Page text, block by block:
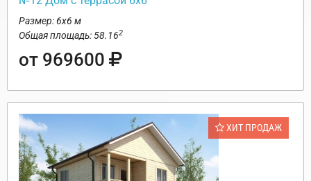
Размер: 6х6 м
Общая площадь: 58.162
от 969600
ХИТ ПРОДАЖ